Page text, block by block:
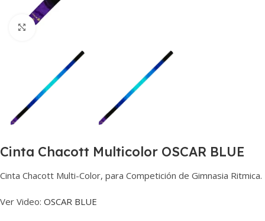
Haga clic para ampliar
Cinta Chacott Multicolor OSCAR BLUE
Cinta Chacott Multi-Color, para Competición de Gimnasia Ritmica.
Ver Video: OSCAR BLUE